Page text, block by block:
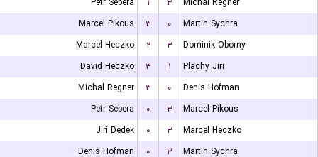
Marcel Pikous
۳ ۰
Martin Sychra
Marcel Heczko
۲ ۳
Dominik Oborny
David Heczko
۳ ۱
Plachy Jiri
Michal Regner
۳ ۰
Denis Hofman
Petr Sebera
۰ ۳
Marcel Pikous
Jiri Dedek
۰ ۳
Marcel Heczko
Denis Hofman
۰ ۳
Martin Sychra